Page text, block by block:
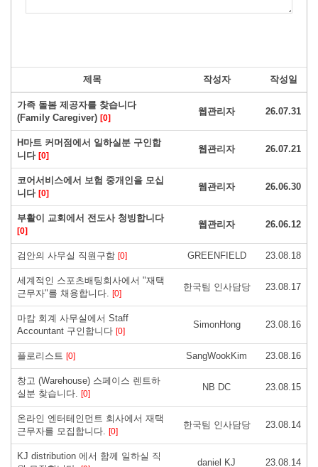
제목 작성자 작성일
가족 돌봄 제공자를 찾습니다
(Family Caregiver) [0]
웹관리자 26.07.31
H마트 커머점에서 일하실분 구인합
니다 [0]
웹관리자 26.07.21
코어서비스에서 보험 중개인을 모십
니다 [0]
웹관리자 26.06.30
부활이 교회에서 전도사 청빙합니다
[0]
웹관리자 26.06.12
검안의 사무실 직원구함 [0] GREENFIELD 23.08.18
세계적인 스포츠배팅회사에서 "재택
근무자"를 채용합니다. [0]
한국팀 인사담당 23.08.17
마캄 회계 사무실에서 Staff
Accountant 구인합니다 [0]
SimonHong 23.08.16
플로리스트 [0] SangWookKim 23.08.16
창고 (Warehouse) 스페이스 렌트하
실분 찾습니다. [0]
NB DC 23.08.15
온라인 엔터테인먼트 회사에서 재택
근무자를 모집합니다. [0]
한국팀 인사담당 23.08.14
KJ distribution 에서 함께 일하실 직
daniel KJ 23.08.14